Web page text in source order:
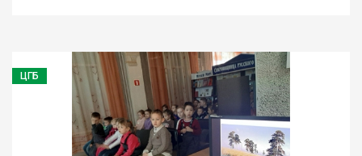
ЦГБ